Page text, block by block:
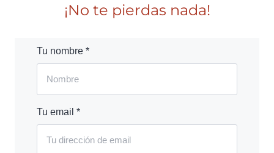
¡No te pierdas nada!
Tu nombre *
Tu email *